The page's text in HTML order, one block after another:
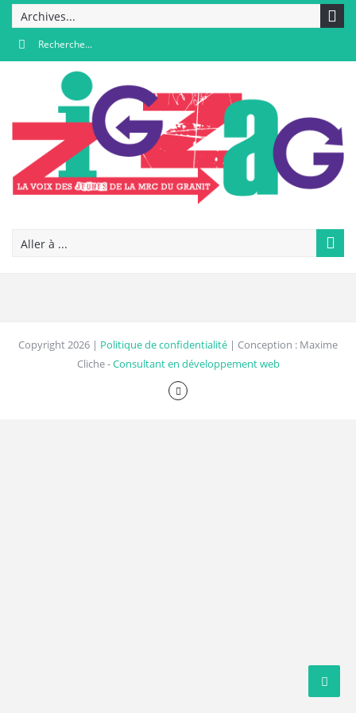
Archives...
Aller à ...
Copyright 2026 | Politique de confidentialité | Conception : Maxime
Cliche -Consultant en développement web